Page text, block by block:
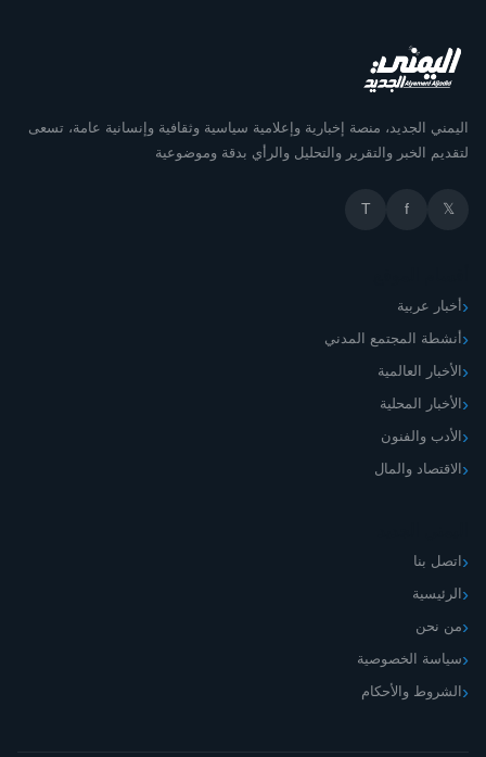
اليمني الجديد، منصة إخبارية وإعلامية سياسية وثقافية وإنسانية عامة، تسعى
لتقديم الخبر والتقرير والتحليل والرأي بدقة وموضوعية
𝕏
f
T
أخبار عربية
أنشطة المجتمع المدني
الأخبار العالمية
الأخبار المحلية
الأدب والفنون
الاقتصاد والمال
اتصل بنا
الرئيسية
من نحن
سياسة الخصوصية
الشروط والأحكام